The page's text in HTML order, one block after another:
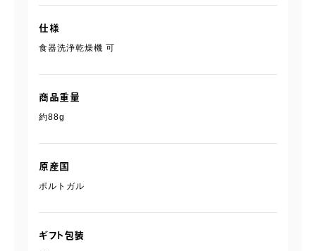
仕様
食器洗浄乾燥機 可
商品重量
約88g
原産国
ポルトガル
ギフト包装